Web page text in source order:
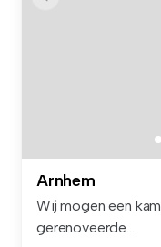
Arnhem
Wij mogen een
gerenoveerde...